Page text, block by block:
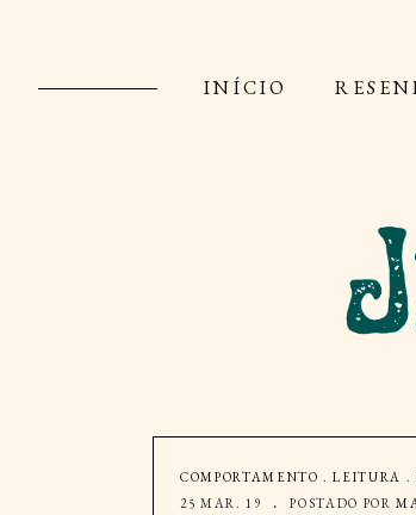
INÍCIO
COMPORTAMENTO .LEITURA .
25 MAR. 19
POSTADO POR